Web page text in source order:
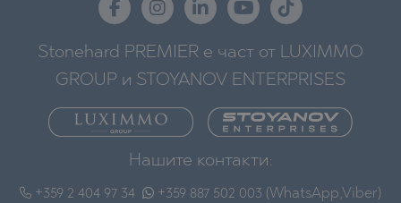
Stonehard PREMIER е част от LUXIMMO
GROUP и STOYANOV ENTERPRISES
Нашите контакти:
+359 2 404 97 34
+359 887 502 003 (WhatsApp,Viber)